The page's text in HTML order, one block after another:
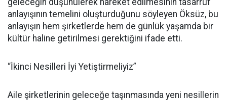
geleceğin düşünülerek hareket edilmesinin tasarruf
anlayışının temelini oluşturduğunu söyleyen Öksüz, bu
anlayışın hem şirketlerde hem de günlük yaşamda bir
kültür haline getirilmesi gerektiğini ifade etti.
“İkinci Nesilleri İyi Yetiştirmeliyiz”
Aile şirketlerinin geleceğe taşınmasında yeni nesillerin